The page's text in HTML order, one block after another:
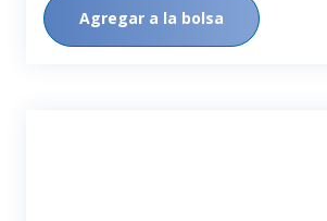
Agregar a la bolsa